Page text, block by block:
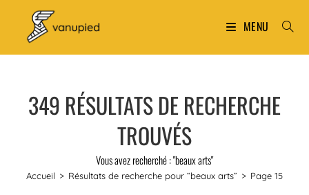
MENU
349 RÉSULTATS DE RECHERCHE
TROUVÉS
Vous avez recherché : "beaux arts"
Accueil > Résultats de recherche pour “beaux arts” > Page 15